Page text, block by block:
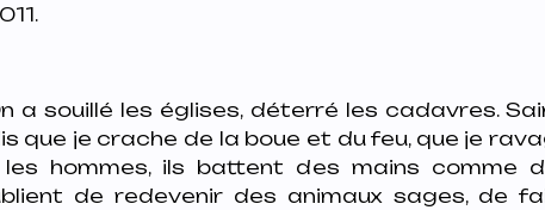
a souillé les églises, déterré les cadavres.
que je crache de la boue et du feu, que je
hommes, ils battent des mains comme
de redevenir des animaux sages, de